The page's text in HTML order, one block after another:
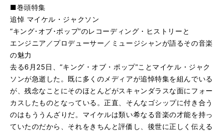
■巻頭特集
追悼 マイケル・ジャクソン
“キング･オブ･ポップ”のレコーディング・ヒストリーと
エンジニア／プロデューサー／ミュージシャンが語るその音楽
の魅力
去る6月25日、“キング・オブ・ポップ”ことマイケル・ジャク
ソンが急逝した。既に多くのメディアが追悼特集を組んでいる
が、残念なことにそのほとんどがスキャンダラスな面にフォー
カスしたものとなっている。正直、そんなゴシップに付き合う
のはもううんざりだ。マイケルは類い希なる音楽の才能を持っ
ていたのだから、それをきちんと評価し、後世に正しく伝える